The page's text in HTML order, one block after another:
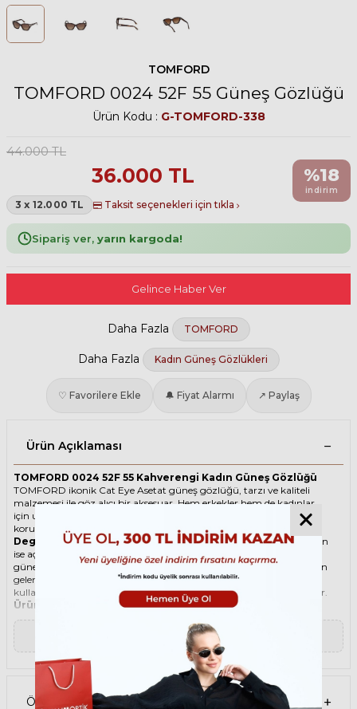
TOMFORD
TOMFORD 0024 52F 55 Güneş Gözlüğü
Ürün Kodu : G-TOMFORD-338
44.000TL
36.000 TL
3 x 12.000 TL Taksit seçenekleri için tıkla
%18
indirim
Sipariş ver, yarın kargoda!
Gelince Haber Ver
Daha Fazla TOMFORD
Daha Fazla Kadın Güneş Gözlükleri
♡ Favorilere Ekle 🔔 Fiyat Alarmı ↗ Paylaş
Ürün Açıklaması
TOMFORD 0024 52F 55 Kahverengi Kadın Güneş Gözlüğü
TOMFORD ikonik Cat Eye Asetat güneş gözlüğü, tarzı ve kaliteli
malzemesi ile göz alıcı bir aksesuar. Hem erkekler hem de kadınlar
için uygun olan bu güneş gözlüğü, güneşin zararlı ışınlarından
korunmanızı sağlarken, stilinizi de yansıtır.
Degradeli güneş gözlüğü, camın üst kısmının koyu, alt kısmının
ise açık renkli olduğu bir güneş gözlüğü türüdür. Bu sayede, hem
güneş ışınlarının yüzünüze çarpmasını engeller hem de alt kısımdan
gelen ışığı daha net görmenizi sağlar. Degradeli güneş gözlüğü
kullanmak, hem görüş kalitenizi artırır hem de göz sağlığınızı korur.
Ürün Faydaları
• TOMFORD 0024 52F 55 Kahverengi Kadın güneş gözlüğü, yüksek
kaliteli Asetat çerçeveye ve Organik lense sahiptir. Bu malzemeler,
güneş gözlüğünüzün uzun ömürlü, dayanıklı ve konforlu olmasını
sağlar.
• TOMFORD 0024 52F 55 Kadın Kahverengi güneş gözlüğü, %100
UV koruması sunar. Bu sayede, gözlerinizi güneşin zararlı
ışınlarından korur ve göz sağlığınızı korur. Yeşil cam rengi, ışığı
▼ Devamını Oku
Ödeme Seçenekleri